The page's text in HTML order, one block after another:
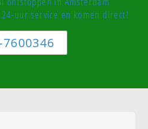
uur service en komen direct!
7600346